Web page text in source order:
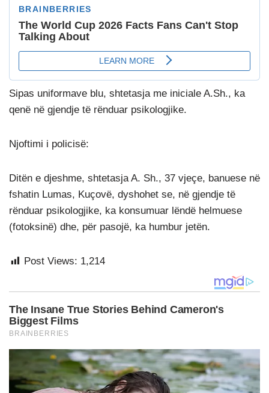
Sipas uniformave blu, shtetasja me iniciale A.Sh., ka
qenë në gjendje të rënduar psikologjike.
Njoftimi i policisë:
Ditën e djeshme, shtetasja A. Sh., 37 vjeçe, banuese në
fshatin Lumas, Kuçovë, dyshohet se, në gjendje të
rënduar psikologjike, ka konsumuar lëndë helmuese
(fotoksinë) dhe, për pasojë, ka humbur jetën.
Post Views: 1,214